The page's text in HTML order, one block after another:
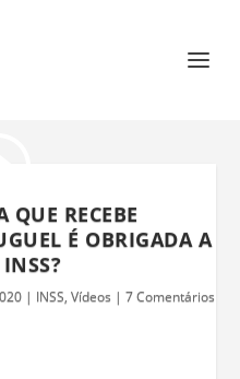
QUE RECEBE
É OBRIGADA A
| INSS, Vídeos | 7 Comentários